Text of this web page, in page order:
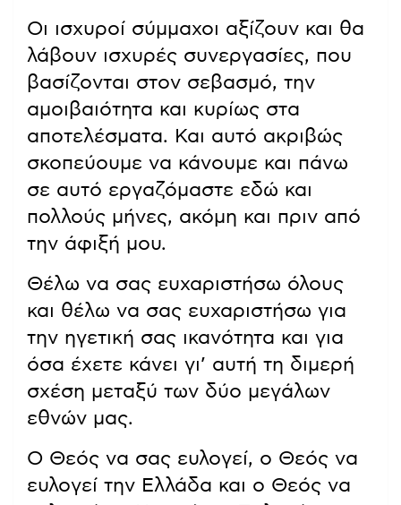
Οι ισχυροί σύμμαχοι αξίζουν και θα
λάβουν ισχυρές συνεργασίες, που
βασίζονται στον σεβασμό, την
αμοιβαιότητα και κυρίως στα
αποτελέσματα. Και αυτό ακριβώς
σκοπεύουμε να κάνουμε και πάνω
σε αυτό εργαζόμαστε εδώ και
πολλούς μήνες, ακόμη και πριν από
την άφιξή μου.
Θέλω να σας ευχαριστήσω όλους
και θέλω να σας ευχαριστήσω για
την ηγετική σας ικανότητα και για
όσα έχετε κάνει γι’ αυτή τη διμερή
σχέση μεταξύ των δύο μεγάλων
εθνών μας.
Ο Θεός να σας ευλογεί, ο Θεός να
ευλογεί την Ελλάδα και ο Θεός να